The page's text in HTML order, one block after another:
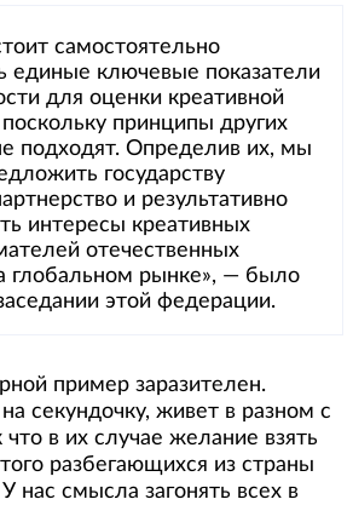
самостоятельно
единые ключевые показатели
для оценки креативной
принципы других
подходят. Определив их, мы
государству
и результативно
интересы креативных
отечественных
глобальном рынке», — было
этой федерации.
пример заразителен.
секундочку, живет в разном с
в их случае желание взять
разбегающихся из страны
нас смысла загонять всех в